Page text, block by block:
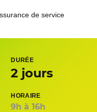
de service
DURÉE
2 jours
HORAIRE
9h à 16h